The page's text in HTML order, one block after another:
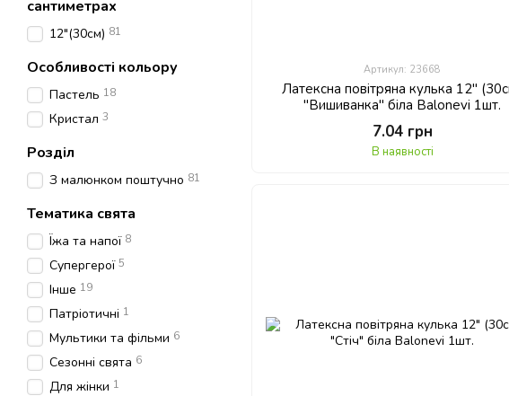
Артикул: 23668
Латексна повітряна кулька 12"
"Вишиванка" біла Balonevi 1шт.
7.04 грн
В наявності
сантиметрах
12"(30см) 81
Особливості кольору
Пастель 18
Кристал 3
Розділ
З малюнком поштучно 81
Тематика свята
Їжа та напої 8
Супергерої 5
Інше 19
Патріотичні 1
Мультики та фільми 6
Сезонні свята 6
Для жінки 1